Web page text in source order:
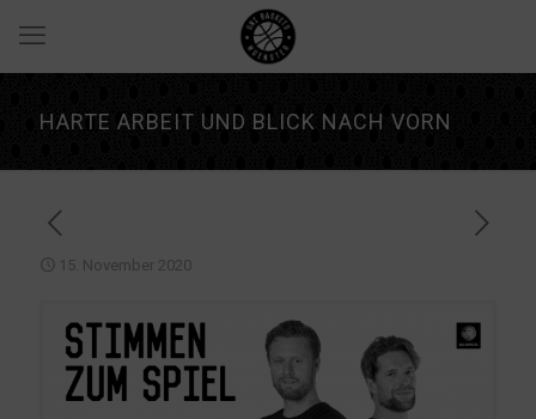
HARTE ARBEIT UND BLICK NACH VORN
15. November 2020